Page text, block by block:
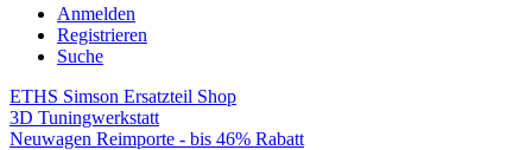
Anmelden
Registrieren
Suche
ETHS Simson Ersatzteil Shop
3D Tuningwerkstatt
Neuwagen Reimporte - bis 46% Rabatt